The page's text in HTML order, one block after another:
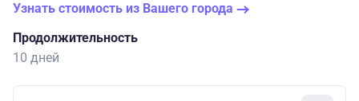
Узнать стоимость из Вашего города
Продолжительность
10 дней